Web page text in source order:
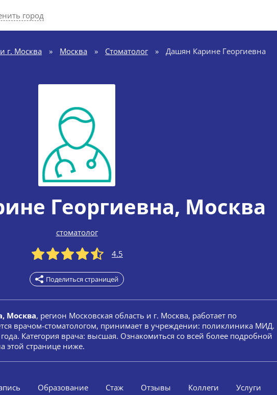
город
г. Москва » Москва » Стоматолог » Дашян Карине Георгиевна
Георгиевна, Москва
стоматолог
4.5
Поделиться страницей
Москва, регион Московская область и г. Москва, работает по
врачом-стоматологом, принимает в учреждении: поликлиника МИД.
Категория врача: высшая. Ознакомиться со всей более подробной
этой странице ниже.
Образование Стаж Отзывы Коллеги Услуги